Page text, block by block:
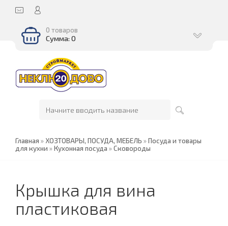
0 товаров
Сумма: 0
Главная » ХОЗТОВАРЫ, ПОСУДА, МЕБЕЛЬ »Посуда и товары
для кухни »Кухонная посуда »Сковороды
Крышка для вина
пластиковая